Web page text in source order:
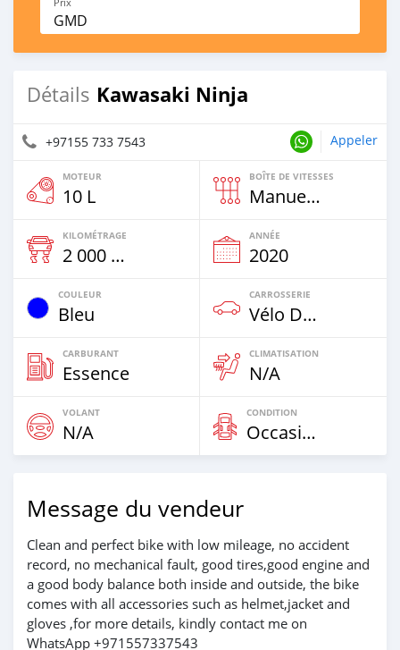
Prix
GMD
Détails Kawasaki Ninja
+97155 733 7543 Appeler
MOTEUR
10 L
BOÎTE DE VITESSES
Manuelle
KILOMÉTRAGE
2 000 Km
ANNÉE
2020
COULEUR
Bleu
CARROSSERIE
Vélo De Sport
CARBURANT
Essence
CLIMATISATION
N/A
VOLANT
N/A
CONDITION
Occasion
Message du vendeur
Clean and perfect bike with low mileage, no accident
record, no mechanical fault, good tires,good engine and
a good body balance both inside and outside, the bike
comes with all accessories such as helmet,jacket and
gloves ,for more details, kindly contact me on
WhatsApp +971557337543